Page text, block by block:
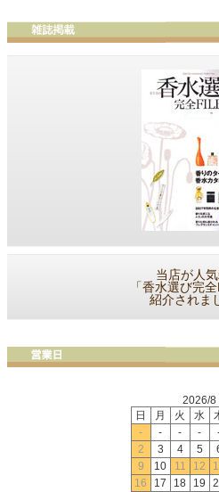
当店が人
「香水選び完
紹介されま
2026/8
日
月 火 水
-
- - -
2
3 4 5
9
10 11 12
16
17 18 19